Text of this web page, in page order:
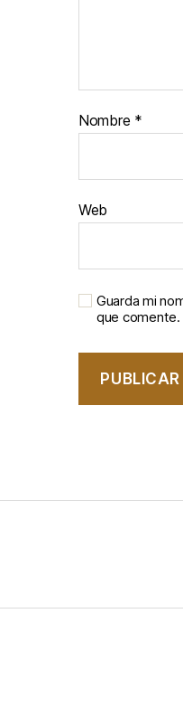
Nombre *
Web
Guarda mi
que comente.